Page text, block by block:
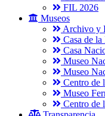
FIL 2026
Museos
Archivo y
Casa de
Casa
Museo
Museo
Centro de
Museo
Centro de